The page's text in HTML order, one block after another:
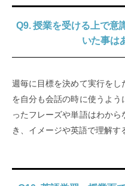
Q9. 授業を受ける上で意
いた事は
週毎に目標を決めて実行を
を自分も会話の時に使うよ
ったフレーズや単語はわか
き、イメージや英語で理解す